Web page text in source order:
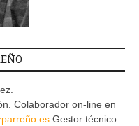
Colaborador on-line en
Gestor técnico